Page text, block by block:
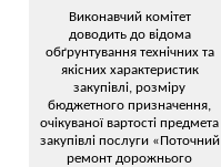
Виконавчий комітет
доводить до відома
обґрунтування технічних та
якісних характеристик
закупівлі, розміру
бюджетного призначення,
очікуваної вартості предмета
закупівлі послуги «Поточний
ремонт дорожнього